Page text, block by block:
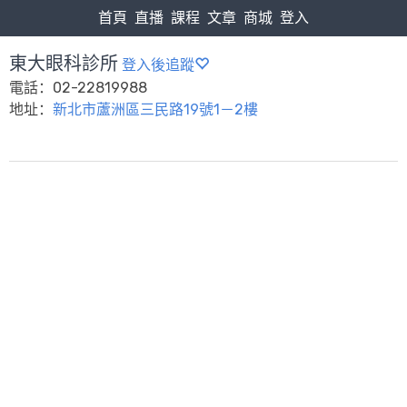
首頁 直播 課程 文章 商城 登入
東大眼科診所 登入後追蹤
電話：02-22819988
地址： 新北市蘆洲區三民路19號1－2樓